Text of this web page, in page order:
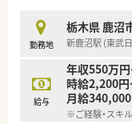
【法人特徴につい
■北関東エリア
あり、今後も同
■異動はご自宅
り、無理な転勤
■男女比率はお
齢は42.6歳と幅
勤務地
栃木県 鹿沼
新鹿沼駅 (東武
給与
年収550万
時給2,200
月給
※ご経験・スキ